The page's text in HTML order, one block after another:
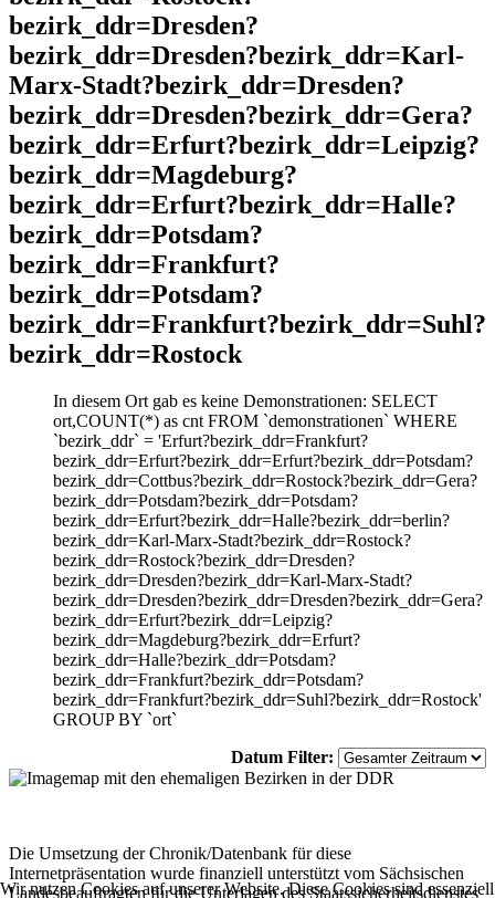
bezirk_ddr=Dresden?
bezirk_ddr=Dresden?bezirk_ddr=Karl-
Marx-Stadt?bezirk_ddr=Dresden?
bezirk_ddr=Dresden?bezirk_ddr=Gera?
bezirk_ddr=Erfurt?bezirk_ddr=Leipzig?
bezirk_ddr=Magdeburg?
bezirk_ddr=Erfurt?bezirk_ddr=Halle?
bezirk_ddr=Potsdam?
bezirk_ddr=Frankfurt?
bezirk_ddr=Potsdam?
bezirk_ddr=Frankfurt?bezirk_ddr=Suhl?
bezirk_ddr=Rostock
In diesem Ort gab es keine Demonstrationen: SELECT
ort,COUNT(*) as cnt FROM `demonstrationen` WHERE
`bezirk_ddr` = 'Erfurt?bezirk_ddr=Frankfurt?
bezirk_ddr=Erfurt?bezirk_ddr=Erfurt?bezirk_ddr=Potsdam?
bezirk_ddr=Cottbus?bezirk_ddr=Rostock?bezirk_ddr=Gera?
bezirk_ddr=Potsdam?bezirk_ddr=Potsdam?
bezirk_ddr=Erfurt?bezirk_ddr=Halle?bezirk_ddr=berlin?
bezirk_ddr=Karl-Marx-Stadt?bezirk_ddr=Rostock?
bezirk_ddr=Rostock?bezirk_ddr=Dresden?
bezirk_ddr=Dresden?bezirk_ddr=Karl-Marx-Stadt?
bezirk_ddr=Dresden?bezirk_ddr=Dresden?bezirk_ddr=Gera?
bezirk_ddr=Erfurt?bezirk_ddr=Leipzig?
bezirk_ddr=Magdeburg?bezirk_ddr=Erfurt?
bezirk_ddr=Halle?bezirk_ddr=Potsdam?
bezirk_ddr=Frankfurt?bezirk_ddr=Potsdam?
bezirk_ddr=Frankfurt?bezirk_ddr=Suhl?bezirk_ddr=Rostock'
GROUP BY `ort`
Datum Filter:
Die Umsetzung der Chronik/Datenbank für diese
Internetpräsentation wurde finanziell unterstützt vom Sächsischen
Landesbeauftragten für die Unterlagen des Staatssicherheitsdienstes
Wir nutzen Cookies auf unserer Website. Diese Cookies sind essenziell